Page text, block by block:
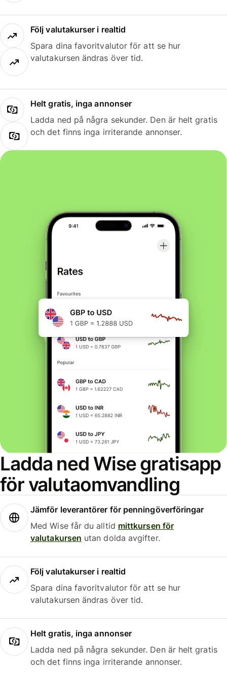
Följ valutakurser i realtid
Spara dina favoritvalutor för att se hur
valutakursen ändras över tid.
Helt gratis, inga annonser
Ladda ned på några sekunder. Den är helt gratis
och det finns inga irriterande annonser.
Ladda ned Wise gratisapp
för valutaomvandling
Jämför leverantörer för penningöverföringar
Med Wise får du alltid mittkursen för
valutakursen utan dolda avgifter.
Följ valutakurser i realtid
Spara dina favoritvalutor för att se hur
valutakursen ändras över tid.
Helt gratis, inga annonser
Ladda ned på några sekunder. Den är helt gratis
och det finns inga irriterande annonser.